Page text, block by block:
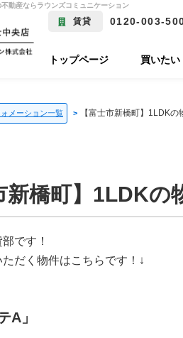
動産ならラウンズコミュニケーション
賃貸 0120-003-
トップページ 買いたい
メーション一覧 【富士市新橋町】1LDK
新橋町】1LDK
です！
だく物件はこちらです！↓
A」